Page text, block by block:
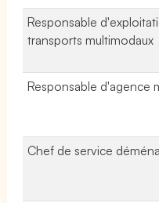
Responsable
transports multimodaux
Responsable d'agence
Chef de service